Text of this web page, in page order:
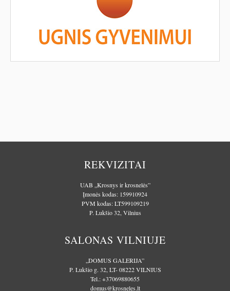
REKVIZITAI
UAB „Krosnys ir krosnelės”
Įmonės kodas: 159910924
PVM kodas: LT599109219
P. Lukšio 32, Vilnius
SALONAS VILNIUJE
„DOMUS GALERIJA”
P. Lukšio g. 32, LT- 08222 VILNIUS
Tel.:+37069880655
domus@krosneles.lt